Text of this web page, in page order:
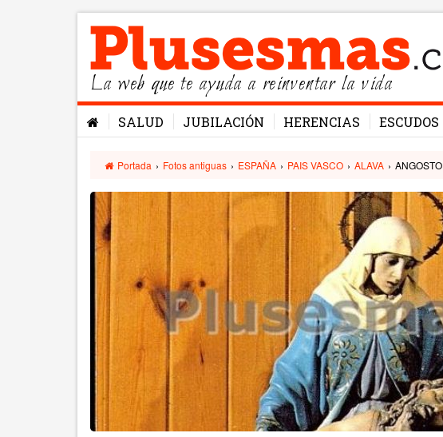
La web que te ayuda a reinventar la vida
SALUD JUBILACIÓN HERENCIAS ESCUDOS
Portada › Fotos antiguas › ESPAÑA › PAIS VASCO › ALAVA › ANGOSTO